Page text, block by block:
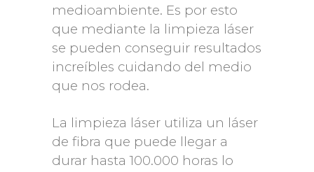
medioambiente. Es por esto
que mediante la limpieza láser
se pueden conseguir resultados
increíbles cuidando del medio
que nos rodea.
La limpieza láser utiliza un láser
de fibra que puede llegar a
durar hasta 100.000 horas lo